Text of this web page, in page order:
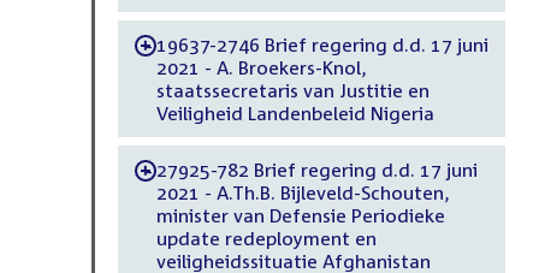
-19637-2746 Brief regering d.d. 17 juni
2021 - A. Broekers-Knol,
staatssecretaris van Justitie en
Veiligheid Landenbeleid Nigeria
-27925-782 Brief regering d.d. 17 juni
2021 - A.Th.B. Bijleveld-Schouten,
minister van Defensie Periodieke
update redeployment en
veiligheidssituatie Afghanistan